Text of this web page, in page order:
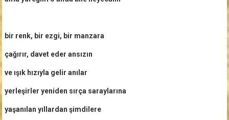
bir renk, bir ezgi, bir manzara
çağırır, davet eder ansızın
ve ışık hızıyla gelir anılar
yerleşirler yeniden sırça saraylarına
yaşanılan yıllardan şimdilere